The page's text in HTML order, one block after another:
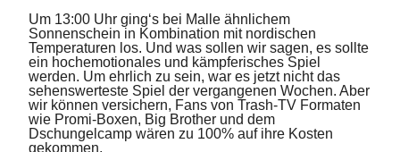
Um 13:00 Uhr ging‘s bei Malle ähnlichem
Sonnenschein in Kombination mit nordischen
Temperaturen los. Und was sollen wir sagen, es sollte
ein hochemotionales und kämpferisches Spiel
werden. Um ehrlich zu sein, war es jetzt nicht das
sehenswerteste Spiel der vergangenen Wochen. Aber
wir können versichern, Fans von Trash-TV Formaten
wie Promi-Boxen, Big Brother und dem
Dschungelcamp wären zu 100% auf ihre Kosten
gekommen.